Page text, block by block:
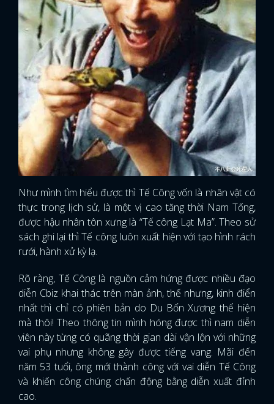
Như mình tìm hiểu được thì Tế Công vốn là nhân vật có
thực trong lịch sử, là một vị cao tăng thời Nam Tống,
được hậu nhân tôn xưng là “Tế công Lạt Ma”. Theo sử
sách ghi lại thì Tế công luôn xuất hiện với tạo hình rách
rưới, hành xử kỳ lạ.
Rõ ràng, Tế Công là nguồn cảm hứng được nhiều đạo
diễn Cbiz khai thác trên màn ảnh, thế nhưng, kinh điển
nhất thì chỉ có phiên bản do Du Bổn Xương thể hiện
mà thôi! Theo thông tin mình hóng được thì nam diễn
viên này từng có quãng thời gian dài vận lộn với những
vai phụ nhưng không gây được tiếng vang. Mãi đến
năm 53 tuổi, ông mới thành công với vai diễn Tế Công
và khiến công chúng chấn động bằng diễn xuất đỉnh
cao.